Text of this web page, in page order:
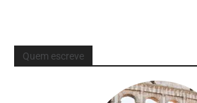
Quem escreve